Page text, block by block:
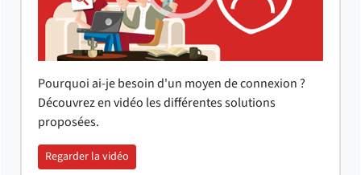
Pourquoi ai-je besoin d'un moyen de connexion ?
Découvrez en vidéo les différentes solutions
proposées.
Regarder la vidéo